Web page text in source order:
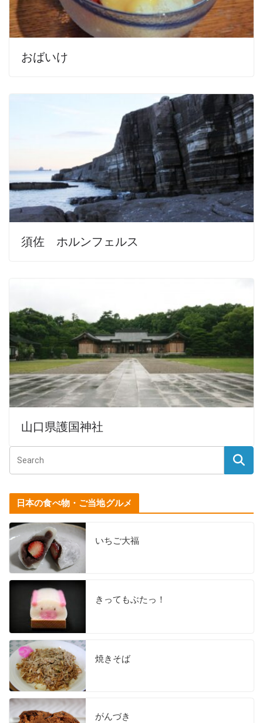
おばいけ
須佐 ホルンフェルス
山口県護国神社
日本の食べ物・ご当地グルメ
いちご大福
きってもぶたっ！
焼きそば
がんづき